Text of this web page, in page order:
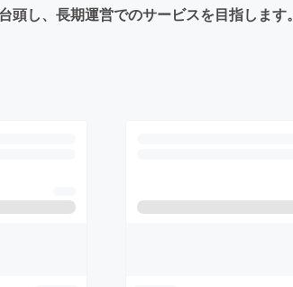
し、長期運営でのサービスを目指します。